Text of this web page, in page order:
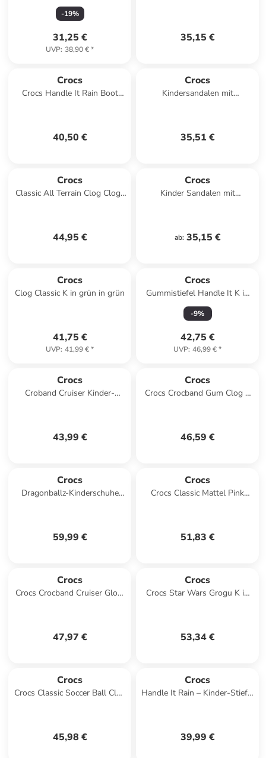
-19%
31,25 €
UVP: 38,90 €*
35,15 €
Crocs
Crocs Handle It Rain Boot
40,50 €
Crocs
Kindersandalen mit
35,51 €
Crocs
Classic All Terrain Clog Clogs
44,95 €
Crocs
Kinder Sandalen mit
ab: 35,15 €
Crocs
Clog Classic K in grün in grün
41,75 €
UVP: 41,99 €*
Crocs
Gummistiefel Handle It K in
marineblau in marineblau
-9%
42,75 €
UVP: 46,99 €*
Crocs
Croband Cruiser Kinder-
43,99 €
Crocs
Crocs Crocband Gum Clog K
46,59 €
Crocs
Dragonballz-Kinderschuhe
59,99 €
Crocs
Crocs Classic Mattel Pink
51,83 €
Crocs
Crocs Crocband Cruiser Glow
47,97 €
Crocs
Crocs Star Wars Grogu K in
53,34 €
Crocs
Crocs Classic Soccer Ball Clog
45,98 €
Crocs
Handle It Rain – Kinder-Stiefel
39,99 €